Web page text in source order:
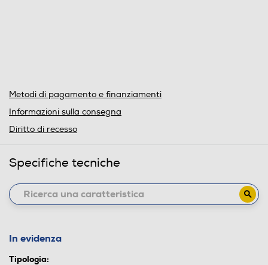
Metodi di pagamento e finanziamenti
Informazioni sulla consegna
Diritto di recesso
Specifiche tecniche
In evidenza
Tipologia: